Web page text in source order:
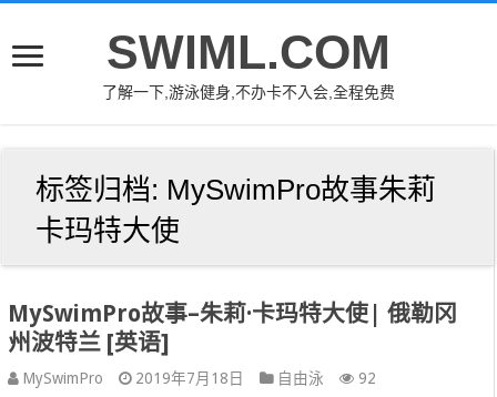
SWIML.COM
了解一下,游泳健身,不办卡不入会,全程免费
标签归档: MySwimPro故事朱莉
卡玛特大使
MySwimPro故事–朱莉·卡玛特大使| 俄勒冈
州波特兰 [英语]
MySwimPro 2019年7月18日 自由泳 92